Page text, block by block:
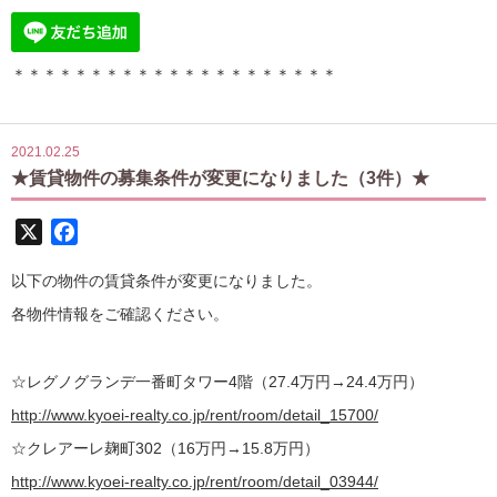
＊＊＊＊＊＊＊＊＊＊＊＊＊＊＊＊＊＊＊＊＊
2021.02.25
★賃貸物件の募集条件が変更になりました（3件）★
以下の物件の賃貸条件が変更になりました。
各物件情報をご確認ください。
☆レグノグランデ一番町タワー4階（27.4万円→24.4万円）
http://www.kyoei-realty.co.jp/rent/room/detail_15700/
☆クレアーレ麹町302（16万円→15.8万円）
http://www.kyoei-realty.co.jp/rent/room/detail_03944/